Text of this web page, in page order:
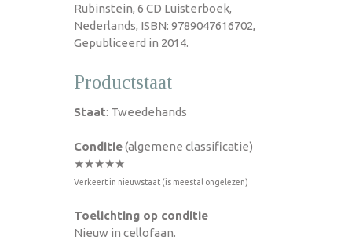
Rubinstein, 6 CD Luisterboek,
Nederlands, ISBN: 9789047616702,
Gepubliceerd in 2014.
Productstaat
Staat: Tweedehands
Conditie(algemene classificatie)
★★★★★
Verkeert in nieuwstaat (is meestal ongelezen)
Toelichting op conditie
Nieuw in cellofaan.